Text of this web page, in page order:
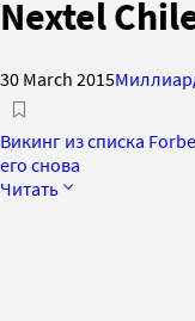
Nextel
30 March 2015
Викинг из списка
его снова
Читать